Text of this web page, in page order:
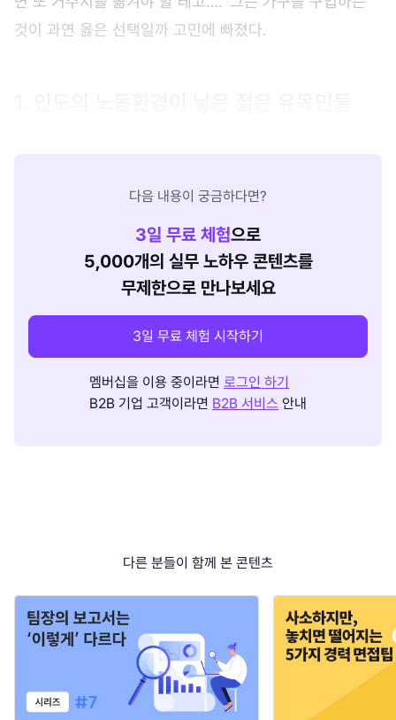
것이 과연 옳은 선택일까 고민에 빠졌다.
다음 내용이 궁금하다면?
3일 무료 체험으로
5,000개의 실무 노하우 콘텐츠를
무제한으로 만나보세요
3일 무료 체험 시작하기
멤버십을 이용 중이라면 로그인 하기
B2B 기업 고객이라면 B2B 서비스 안내
다른 분들이 함께 본 콘텐츠